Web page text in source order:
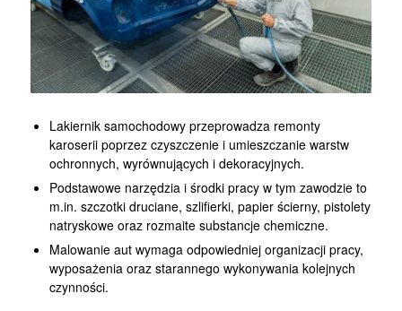
Lakiernik samochodowy przeprowadza remonty
karoserii poprzez czyszczenie i umieszczanie warstw
ochronnych, wyrównujących i dekoracyjnych.
Podstawowe narzędzia i środki pracy w tym zawodzie to
m.in. szczotki druciane, szlifierki, papier ścierny, pistolety
natryskowe oraz rozmaite substancje chemiczne.
Malowanie aut wymaga odpowiedniej organizacji pracy,
wyposażenia oraz starannego wykonywania kolejnych
czynności.